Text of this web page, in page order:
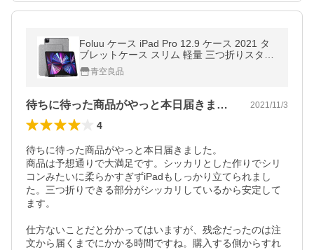
Foluu ケース iPad Pro 12.9 ケース 2021 タ
ブレットケース スリム 軽量 三つ折りスタン
ド スマート PU ケース カバー 自
青空良品
待ちに待った商品がやっと本日届きました… 2021/11/3
4
待ちに待った商品がやっと本日届きました。
商品は予想通りで大満足です。シッカリとした作りでシリ
コンみたいに柔らかすぎずiPadもしっかり立てられまし
た。三つ折りできる部分がシッカリしているから安定して
ます。
仕方ないことだと分かってはいますが、残念だったのは注
文から届くまでにかかる時間ですね。購入する側からすれ